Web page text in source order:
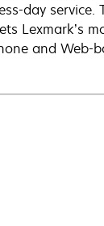
day
Lexmark’s
and